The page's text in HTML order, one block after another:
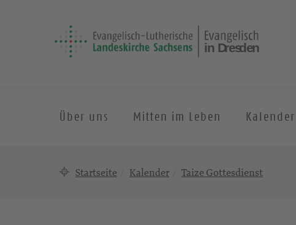
Über uns Mitten im Leben Kalender
Startseite Kalender Taize Gottesdienst